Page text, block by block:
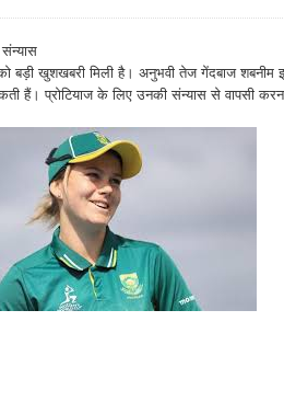
खुशखबरी मिली है। अनुभवी तेज गेंदबाज शबनीम
हैं। प्रोटियाज के लिए उनकी संन्यास से वापसी